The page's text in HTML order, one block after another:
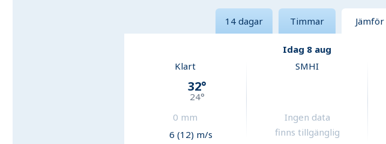
14 dagar Timmar Jämför
Idag 8 aug
Klart
32°
24°
0 mm
6 (12) m/s
SMHI
Ingen data
finns tillgänglig